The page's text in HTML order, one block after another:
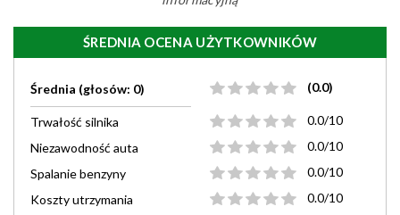
ŚREDNIA OCENA UŻYTKOWNIKÓW
Średnia (głosów: 0) (0.0)
Trwałość silnika
0.0/10
Niezawodność auta
0.0/10
Spalanie benzyny
0.0/10
Koszty utrzymania
0.0/10